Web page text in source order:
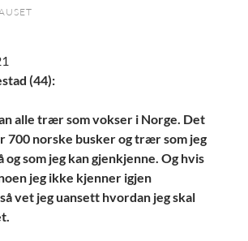
(44):
alle trær som vokser i Norge. Det
700 norske busker og trær som jeg
og som jeg kan gjenkjenne. Og hvis
jeg ikke kjenner igjen
vet jeg uansett hvordan jeg skal